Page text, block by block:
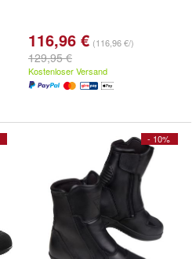
116,96 € (116,96 €/)
129,95 €
Kostenloser Versand
- 10%